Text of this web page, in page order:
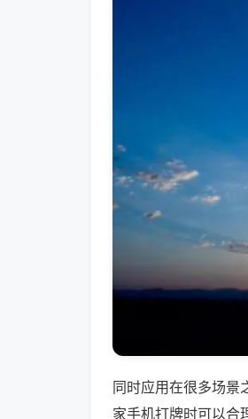
同时应用在很多场景
家手机打牌时可以合